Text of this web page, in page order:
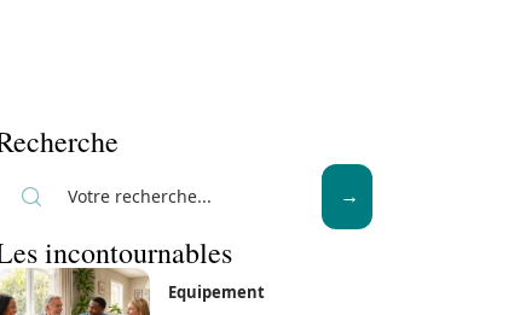
incontournables
Equipement